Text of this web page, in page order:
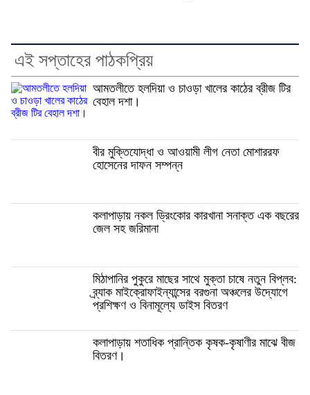
এই সপ্তাহের পাঠকপ্রিয়
আমতলীতে হলদিয়া ও চাওড়া খালের কাঠের ব্রীজ টির
বেহাল দশা।
বীর মুক্তিযোদ্ধা ও আওয়ামী লীগ নেতা মোশাররফ
হোসেনের দাফন সম্পন্ন
কলাপাড়ায় নকল ড্রিংকোর কারখানা সনাক্ত এক বছরের
জেল সহ জরিমানা
মিঠাপানির পুকুরে মাছের সাথে মুক্তা চাষে নতুন বিপ্লব:
ব্র্যাক মাইক্রোফাইন্যান্সের বরগুনা অঞ্চলের উদ্যোগে
প্রশিক্ষণ ও বিনামূল্যে ডাইস বিতরণ
কলাপাড়ায় শতাধিক প্রান্তিক কৃষক-কৃষাণীর মাঝে বীজ
বিতরণ।